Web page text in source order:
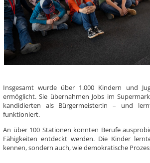
Insgesamt wurde über 1.000 Kindern und
ermöglicht. Sie übernahmen Jobs im
kandidierten als Bürgermeister:in – und
funktioniert.
An über 100 Stationen konnten Berufe
Fähigkeiten entdeckt werden. Die Kinder
kennen, sondern auch, wie demokratische